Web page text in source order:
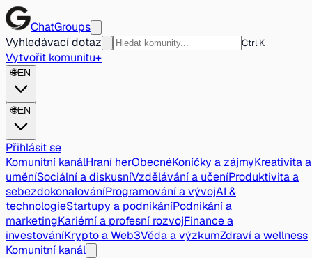
ChatGroups
Vyhledávací dotaz
Ctrl K
Vytvořit komunitu+
🌐EN
🌐EN
Přihlásit se
Komunitní kanálHraní herObecnéKoníčky a zájmyKreativita a
uměníSociální a diskusníVzdělávání a učeníProduktivita a
sebezdokonalováníProgramování a vývojAI &
technologieStartupy a podnikáníPodnikání a
marketingKariérní a profesní rozvojFinance a
investováníKrypto a Web3Věda a výzkumZdraví a wellness
Komunitní kanál